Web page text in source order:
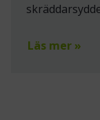
Läs mer »